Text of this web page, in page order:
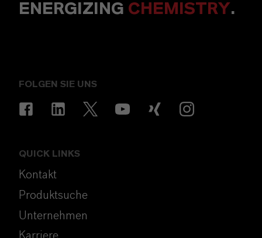
ENERGIZING CHEMISTRY.
FOLGEN SIE UNS
QUICK LINKS
Kontakt
Produktsuche
Unternehmen